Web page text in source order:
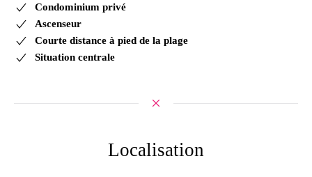
Condominium privé
Ascenseur
Courte distance à pied de la plage
Situation centrale
Localisation